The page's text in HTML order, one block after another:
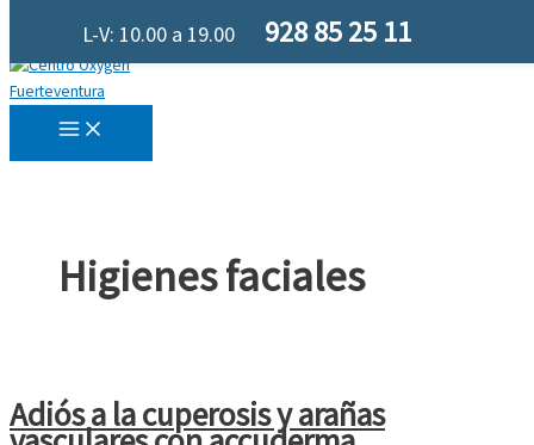
Higienes faciales
Adiós a la cuperosis y arañas
L-V: 10.00 a 19.00 928 85 25 11